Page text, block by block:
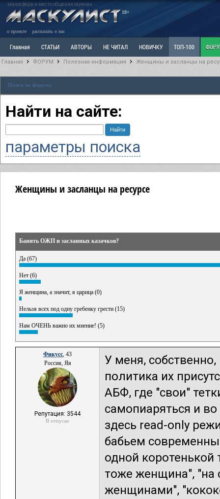
маносфера и место общения мужчин
18+
о проекте рассказать о нас
Главная СТАТЬИ АВТОРЫ НЕ ЧИТАЛ НОВИЧКУ ТОП-100
Ветка: Расстаюсь или Развожусь. САНЧАС Ветка: Наболевшее. Выскажись!
РАЗДЕЛ: Разное
Главная ФОРУМ Полезная информация Женщины и засланцы на
Поиск по форуму
Найти на сайте:
параметры поиска
Женщины и засланцы на ресурсе
Банить ОЖП и засланных казачков?
Да (67)
Нет (6)
Я женщина, а значит, я царица (0)
Нельзя всех под одну гребенку грести (15)
Нам ОЧЕНЬ важно их мнение! (5)
Фикусс, 43
Россия, Яя
Репутация: 3544
В отпуске
У меня,
политика их
АБФ, где "свои"
самопиаряться и
здесь read-only
бабьем
одной коротенькой
тоже женщина", "на
женщинами",